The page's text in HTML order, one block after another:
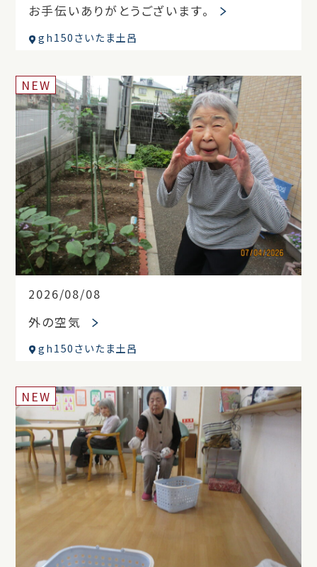
お手伝いありがとうございます。
gh150さいたま土呂
2026/08/08
NEW
外の空気
gh150さいたま土呂
NEW